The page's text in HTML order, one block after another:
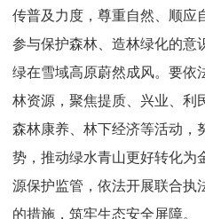
传普及力度，尊重自然、顺应
参与保护森林、造林绿化的意
绿在雪域高原蔚然成风。要依
林资源，聚焦提质、兴业、利
森林康养、林下经济等活动，
势，推动绿水青山更好转化为
源保护监管，依法开展联合执
的措施，筑牢生态安全屏障。